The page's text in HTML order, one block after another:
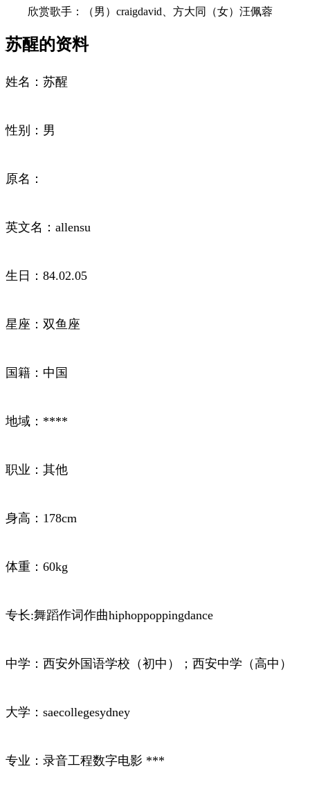
欣赏歌手：（男）craigdavid、方大同（女）汪佩蓉
苏醒的资料
姓名：苏醒
性别：男
原名：
英文名：allensu
生日：84.02.05
星座：双鱼座
国籍：中国
地域：****
职业：其他
身高：178cm
体重：60kg
专长:舞蹈作词作曲hiphoppoppingdance
中学：西安外国语学校（初中）；西安中学（高中）
大学：saecollegesydney
专业：录音工程数字电影 ***